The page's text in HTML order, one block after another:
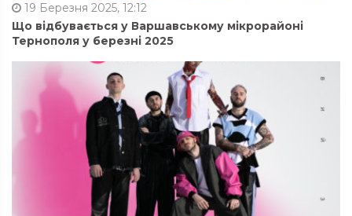
19 Березня 2025, 12:12
Що відбувається у Варшавському мікрорайоні
Тернополя у березні 2025